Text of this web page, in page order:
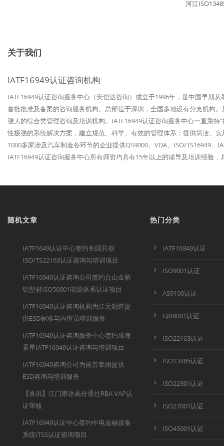
河江
关于我们
IATF16949认证咨询机构
IATF16949认证咨询服务中心（安信达咨询）成立于1996年，是中国早期
首批批准及备案的咨询服务机构。总部位于深圳，全国多地设有分支机构
强大的综合类管理咨询及培训机构。IATF16949认证咨询服务中心一直秉
性极强的系统解决方案，建立规范、科学、有效的管理体系；提供简洁、
1000多家涉及汽车制造各环节的企业提供QS9000、VDA、ISO/TS16949
IATF16949认证咨询服务中心所有师资均具有15年以上的辅导及培训经验
随机文章
IATF1649认证中心签约长园共创
ISO/TS22163认证咨询与培训项目
IATF16949认证咨询公司签约台山金桥
铝型材ISO50001能源体系认证项目
IATF16949认证咨询机构为江元制造提
供ESD标准与内审员培训服务
IATF16949认证咨询服务中心签约珠海
景星IATF16949认证咨询与培训项目
IATF16949咨询公司为拓普集团提供
ESD咨询与培训服务
【喜讯】江门崇达高分通过RBA VAP认
证审核
IATF16949认证中心签约中电金融设备
系统ITSS认证咨询项目
热门分类
IATF16949认证
ISO9001认证
AS9100认证
GJB9001认证
ISO22163认证
ISO13485认证
ISO22301认证
ISO27001认证
ISO45001认证